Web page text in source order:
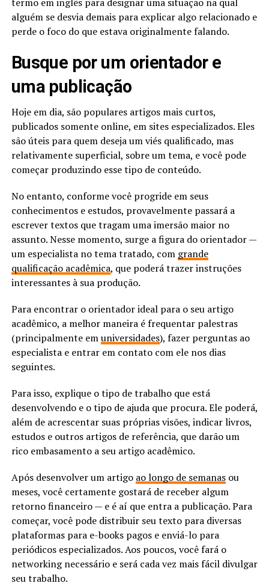
alguém se desvia demais para explicar algo relacionado e
perde o foco do que estava originalmente falando.
Busque por um orientador e
uma publicação
Hoje em dia, são populares artigos mais curtos,
publicados somente online, em sites especializados. Eles
são úteis para quem deseja um viés qualificado, mas
relativamente superficial, sobre um tema, e você pode
começar produzindo esse tipo de conteúdo.
No entanto, conforme você progride em seus
conhecimentos e estudos, provavelmente passará a
escrever textos que tragam uma imersão maior no
assunto. Nesse momento, surge a figura do orientador —
um especialista no tema tratado, com grande
qualificação acadêmica, que poderá trazer instruções
interessantes à sua produção.
Para encontrar o orientador ideal para o seu artigo
acadêmico, a melhor maneira é frequentar palestras
(principalmente emuniversidades), fazer perguntas ao
especialista e entrar em contato com ele nos dias
seguintes.
Para isso, explique o tipo de trabalho que está
desenvolvendo e o tipo de ajuda que procura. Ele poderá,
além de acrescentar suas próprias visões, indicar livros,
estudos e outros artigos de referência, que darão um
rico embasamento a seu artigo acadêmico.
Após desenvolver um artigo ao longo de semanasou
meses, você certamente gostará de receber algum
retorno financeiro — e é aí que entra a publicação. Para
começar, você pode distribuir seu texto para diversas
plataformas para e-books pagos e enviá-lo para
periódicos especializados. Aos poucos, você fará o
networking necessário e será cada vez mais fácil divulgar
seu trabalho.